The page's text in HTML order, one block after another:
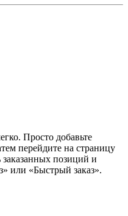
Просто добавьте
перейдите на страницу
заказанных позиций и
или «Быстрый заказ».